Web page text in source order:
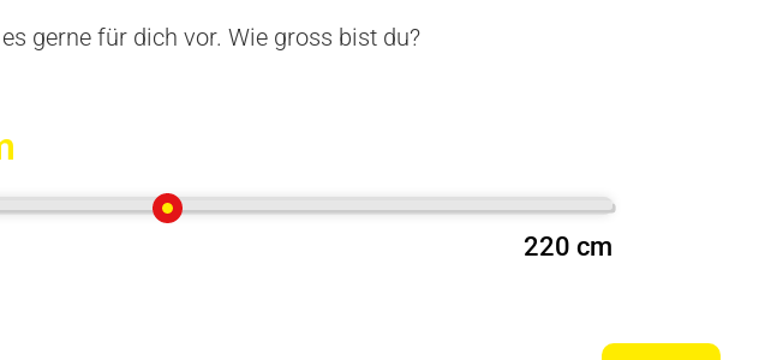
gerne für dich vor. Wie gross bist du?
220 cm